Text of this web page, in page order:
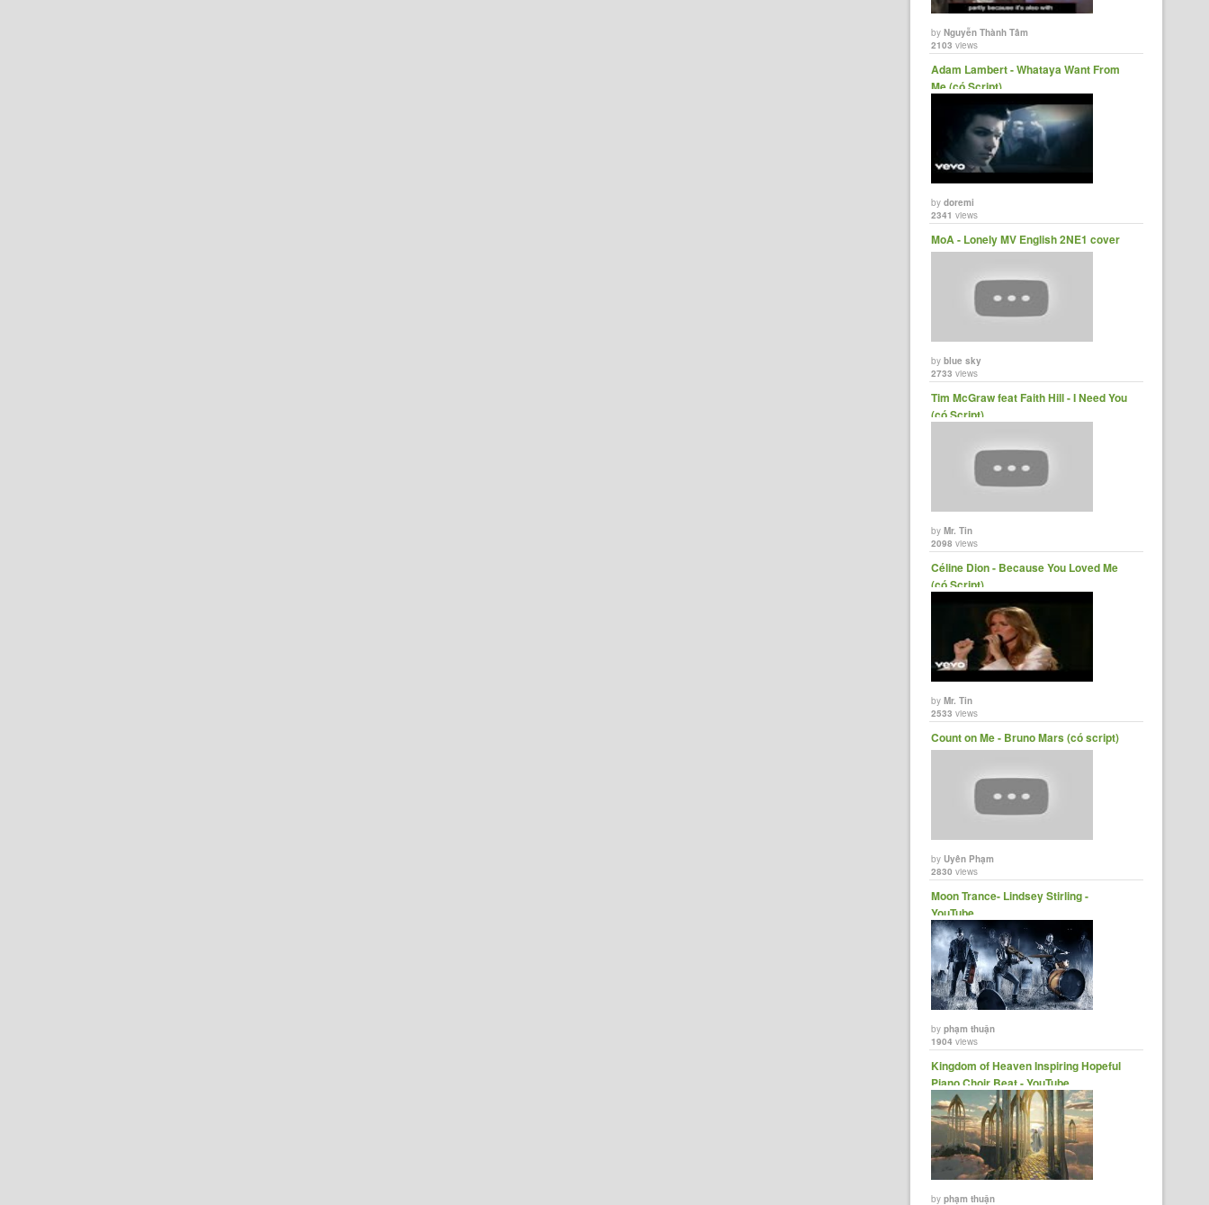
byNguyễn Thành Tâm
2103 views
Adam Lambert - Whataya Want From
Me (có Script)
bydoremi
2341 views
MoA - Lonely MV English 2NE1 cover
byblue sky
2733 views
Tim McGraw feat Faith Hill - I Need You
(có Script)
byMr. Tin
2098 views
Céline Dion - Because You Loved Me
(có Script)
byMr. Tin
2533 views
Count on Me - Bruno Mars (có script)
byUyên Phạm
2830 views
Moon Trance- Lindsey Stirling -
YouTube
byphạm thuận
1904 views
Kingdom of Heaven Inspiring Hopeful
Piano Choir Beat - YouTube
byphạm thuận